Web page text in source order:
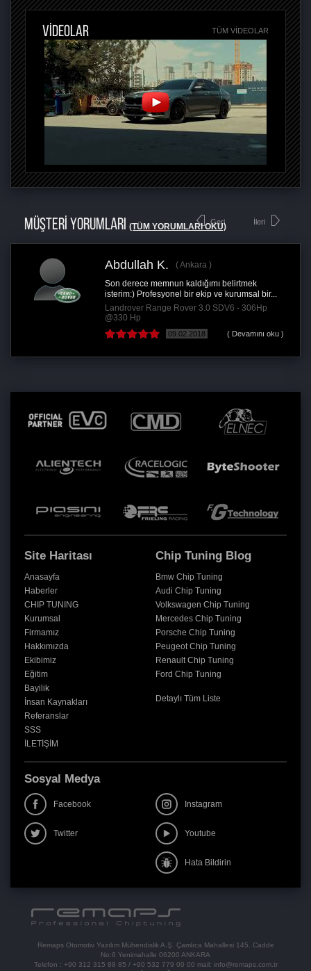
VİDEOLAR TÜM VIDEOLAR
MÜŞTERİ YORUMLARI (TÜM YORUMLARI OKU)
Geri
Abdullah K.
Ankara
Son derece memnun kaldığımı belirtmek
isterim:) Profesyonel bir ekip ve kurumsal bir...
Landrover Range Rover 3.0 SDV6 - 306Hp
@330 Hp
09.02.2018 ( Devamını oku )
İleri
Site Haritası
Anasayfa
Haberler
CHIP TUNING
Kurumsal
Firmamız
Hakkımızda
Ekibimiz
Eğitim
Bayilik
İnsan Kaynakları
Referanslar
SSS
İLETİŞİM
Chip Tuning Blog
Bmw Chip Tuning
Audi Chip Tuning
Volkswagen Chip Tuning
Mercedes Chip Tuning
Porsche Chip Tuning
Peugeot Chip Tuning
Renault Chip Tuning
Ford Chip Tuning
Detaylı Tüm Liste
Sosyal Medya
Facebook Instagram
Twitter Youtube
Hata Bildirin
Remaps Otomotiv Yazılım Mühendislik A.Ş. Çamlıca Mahallesi 145. Cadde
No:6 Yenimahalle 06200 ANKARA
Telefon : +90 312 315 88 85 / +90 532 779 00 00 mail: info@remaps.com.tr